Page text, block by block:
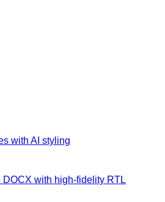
with AI styling
with high-fidelity RTL